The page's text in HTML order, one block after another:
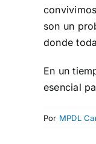
son un
donde
En un
esencial
Por MPDL